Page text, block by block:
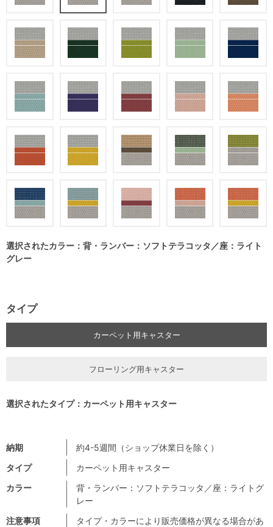
注意事項
タイプ・カラーにより販売価格が異なる場合があ
納期
約4-5週間（ショップ休業日を除く）
タイプ
カーペット用キャスター
カラー
背・ランバー：ソフトテラコッタ／座：ライトグ
レー
選択されたカラー：背・ランバー：ソフトテラコッタ／座：ライト
グレー
タイプ
カーペット用キャスター
フローリング用キャスター
選択されたタイプ：カーペット用キャスター